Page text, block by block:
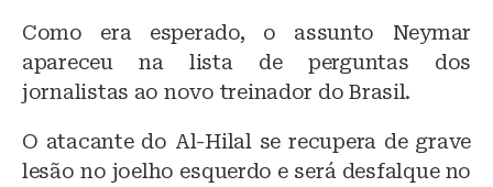
Como era esperado, o assunto Neymar
apareceu na lista de perguntas dos
jornalistas ao novo treinador do Brasil.
O atacante do Al-Hilal se recupera de grave
lesão no joelho esquerdo e será desfalque no